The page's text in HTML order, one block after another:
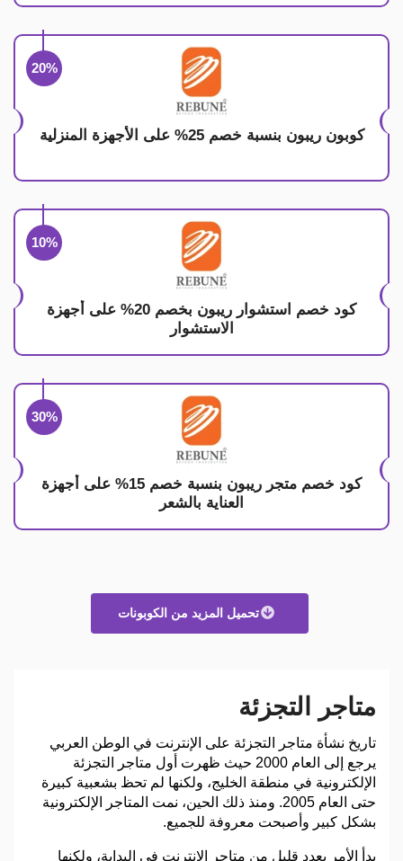
20%
كوبون ريبون بنسبة خصم 25% على الأجهزة المنزلية
10%
كود خصم استشوار ريبون بخصم 20% على أجهزة
الاستشوار
30%
كود خصم متجر ريبون بنسبة خصم 15% على أجهزة
العناية بالشعر
تحميل المزيد من الكوبونات
متاجر التجزئة
تاريخ نشأة متاجر التجزئة على الإنترنت في الوطن العربي
يرجع إلى العام 2000 حيث ظهرت أول متاجر التجزئة
الإلكترونية في منطقة الخليج، ولكنها لم تحظ بشعبية كبيرة
حتى العام 2005. ومنذ ذلك الحين، نمت المتاجر الإلكترونية
بشكل كبير وأصبحت معروفة للجميع.
بدأ الأمر بعدد قليل من متاجر الإنترنت في البداية، ولكنها